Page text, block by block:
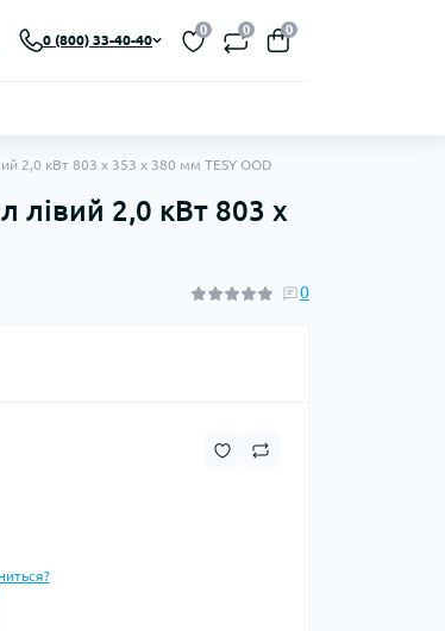
0 (800) 33-40-40
0 0 0
2,0 кВт 803 x 353 x 380 мм TESY OOD
лівий 2,0 кВт 803 x
0